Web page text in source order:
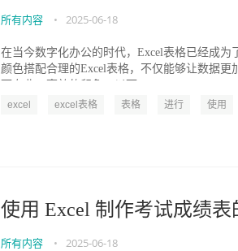
所有内容 • 2025-06-18
在当今数字化办公的时代，Excel表格已经成为
颜色搭配合理的Excel表格，不仅能够让数据
excel excel表格 表格 进行 使用
使用 Excel 制作考试成绩
所有内容 • 2025-06-18